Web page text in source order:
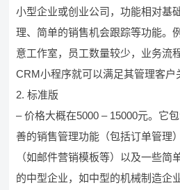
小型企业或创业公司，功能相对基
理、简单的销售机会跟踪等功能。
意工作室，员工数量较少，业务流
CRM小程序就可以满足其管理客户
2. 标准版
– 价格大概在5000 – 15000元。它
善的销售管理功能（包括订单管理
（如邮件营销模板等）以及一些简
的中型企业，如中型的机械制造企